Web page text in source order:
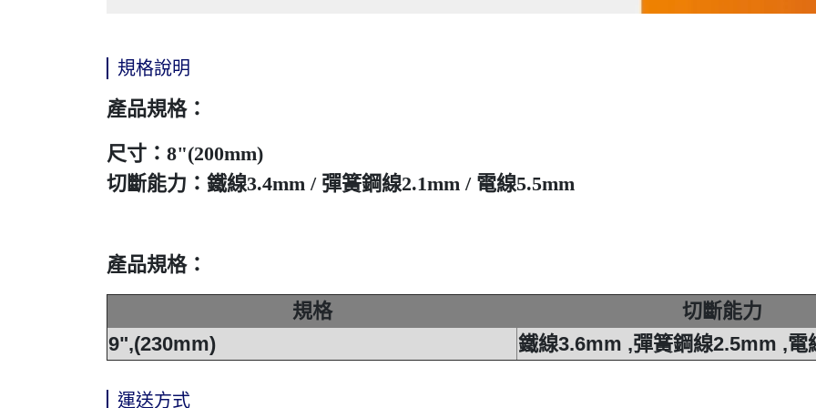
規格說明
產品規格：
尺寸：8"(200mm)
切斷能力：鐵線3.4mm / 彈簧鋼線2.1mm / 電線5.5mm
產品規格：
規格
切斷能力
9",(230mm)
鐵線3.6mm ,彈簧鋼線2.5mm ,電
運送方式